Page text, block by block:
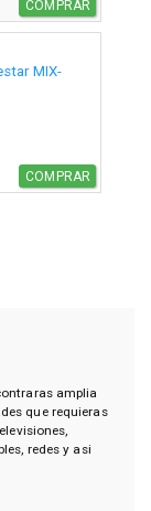
COMPRAR
MIX-
COMPRAR
amplia
que requieras
redes y asi